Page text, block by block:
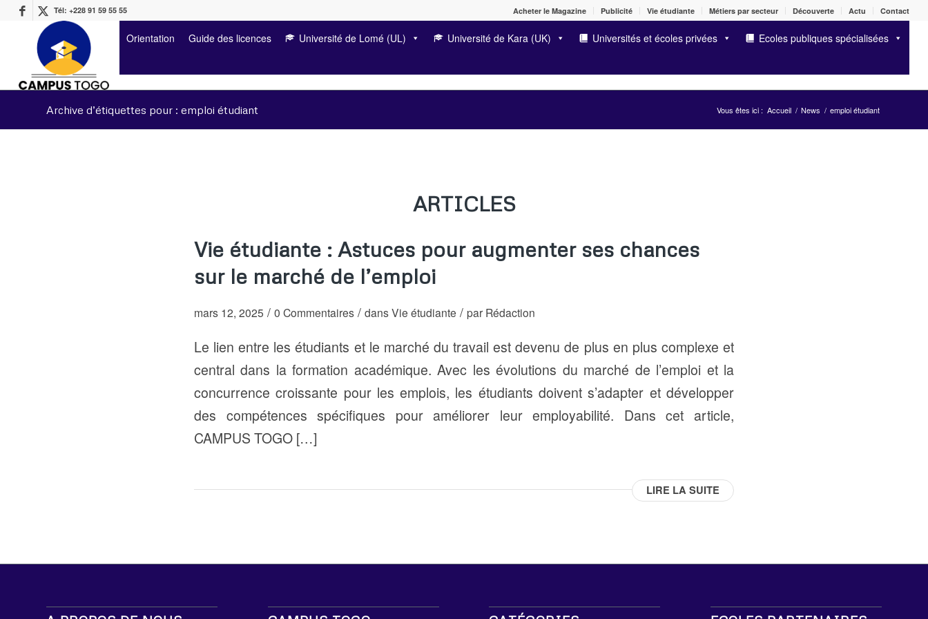
Acheter le Magazine Publicité Vie étudiante Métiers par secteur Découverte Actu Contact
Tél: +228 91 59 55 55
Orientation Guide des licences Université de Lomé (UL) Université de Kara (UK) Universités et écoles privées Ecoles publiques spécialisées
Archive d’étiquettes pour : emploi étudiant Vous êtes ici : Accueil / News / emploi étudiant
ARTICLES
Vie étudiante : Astuces pour augmenter ses chances
sur le marché de l’emploi
mars 12, 2025 / 0 Commentaires / dansVie étudiante / par Rédaction
Le lien entre les étudiants et le marché du travail est devenu de plus en plus complexe et
central dans la formation académique. Avec les évolutions du marché de l’emploi et la
concurrence croissante pour les emplois, les étudiants doivent s’adapter et développer
des compétences spécifiques pour améliorer leur employabilité. Dans cet article,
CAMPUS TOGO […]
LIRE LA SUITE